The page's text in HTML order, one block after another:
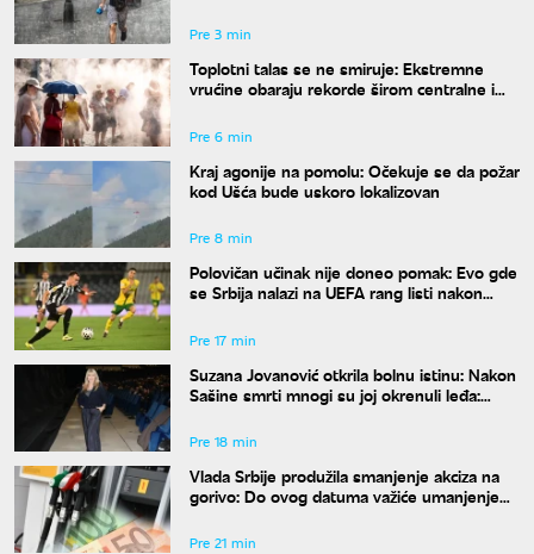
Pre 3 min
Toplotni talas se ne smiruje: Ekstremne
vrućine obaraju rekorde širom centralne i
Pre 6 min
Kraj agonije na pomolu: Očekuje se da požar
kod Ušća bude uskoro lokalizovan
Pre 8 min
Polovičan učinak nije doneo pomak: Evo gde
se Srbija nalazi na UEFA rang listi nakon
Pre 17 min
Suzana Jovanović otkrila bolnu istinu: Nakon
Sašine smrti mnogi su joj okrenuli leđa:
Pre 18 min
Vlada Srbije produžila smanjenje akciza na
gorivo: Do ovog datuma važiće umanjenje
Pre 21 min